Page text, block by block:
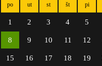
po ut st št pi
1 2 3 4 5
8 9 10 11 12
15 16 17 18 19